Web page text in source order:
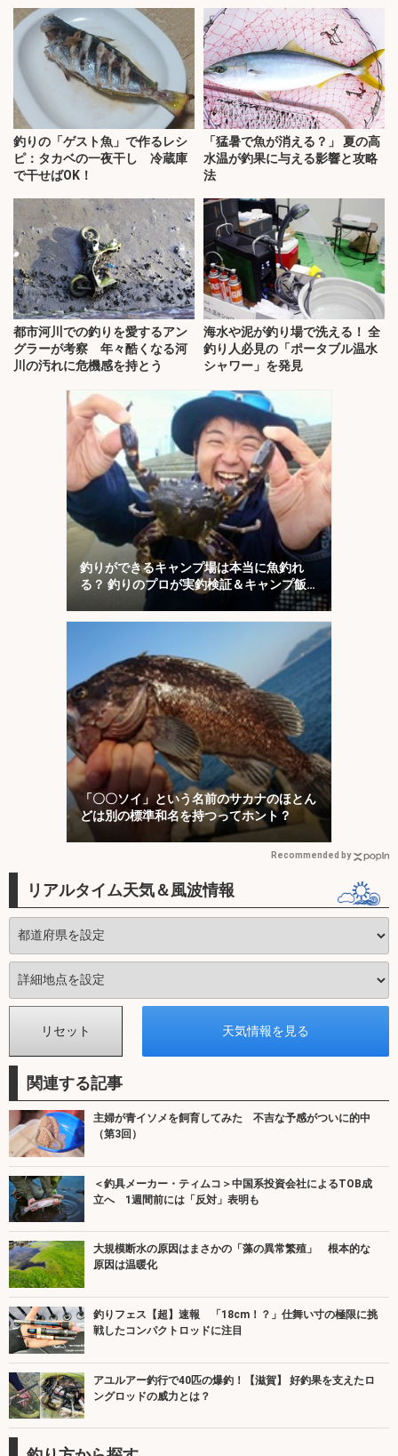
釣りの「ゲスト魚」で作るレシ
ピ：タカベの一夜干し 冷蔵庫
で干せばOK！
「猛暑で魚が消える？」 夏の高
水温が釣果に与える影響と攻略
法
都市河川での釣りを愛するアン
グラーが考察 年々酷くなる河
川の汚れに危機感を持とう
海水や泥が釣り場で洗える！ 全
釣り人必見の「ポータブル温水
シャワー」を発見
釣りができるキャンプ場は本当に魚釣れ
る？ 釣りのプロが実釣検証＆キャンプ飯
「〇〇ソイ」という名前のサカナのほとん
どは別の標準和名を持つってホント？
Recommended by
リアルタイム天気＆風波情報
関連する記事
主婦が青イソメを飼育してみた 不吉な予感がついに的中
（第3回）
＜釣具メーカー・ティムコ＞中国系投資会社によるTOB成
立へ 1週間前には「反対」表明も
大規模断水の原因はまさかの「藻の異常繁殖」 根本的な
原因は温暖化
釣りフェス【超】速報 「18cm！？」仕舞い寸の極限に挑
戦したコンパクトロッドに注目
アユルアー釣行で40匹の爆釣！【滋賀】 好釣果を支えたロ
ングロッドの威力とは？